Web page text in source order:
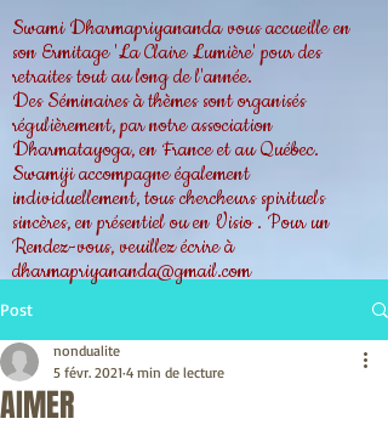
Swami Dharmapriyananda vous accueille en
son Ermitage 'La Claire Lumière' pour des
retraites tout au long de l'année.
Des Séminaires à thèmes sont organisés
régulièrement, par notre association
Dharmatayoga, en France et au Québec.
Swamiji accompagne également
individuellement, tous chercheurs spirituels
sincères, en présentiel ou en Visio . Pour un
Rendez-vous, veuillez écrire à
dharmapriyananda@gmail.com
Post
AIMER
nondualite
5 févr. 2021 4 min de lecture